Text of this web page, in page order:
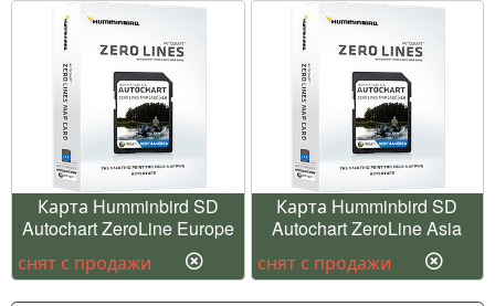
Карта Humminbird SD
Autochart ZeroLine Europe
снят с продажи
Карта Humminbird SD
Autochart ZeroLine Asia
снят с продажи